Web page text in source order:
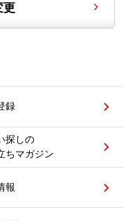
更
録
探しの
ちマガジン
報